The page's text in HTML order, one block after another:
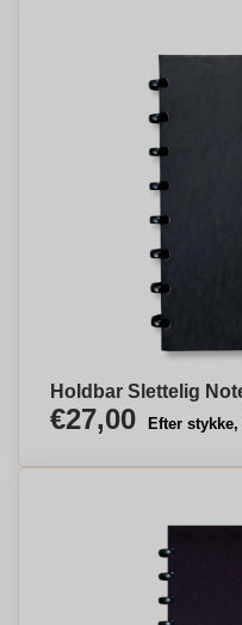
Holdbar Slettelig
€27,00 Efter